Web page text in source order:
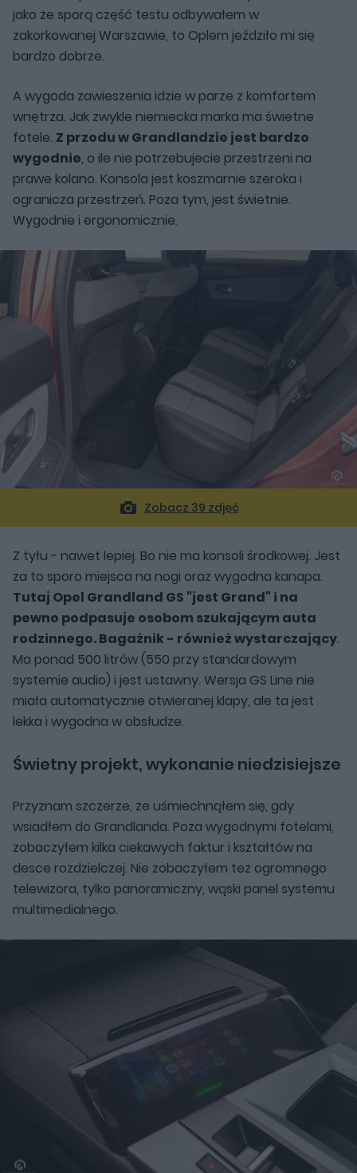
jako że sporą część testu odbywałem w
zakorkowanej Warszawie, to Oplem jeździło mi się
bardzo dobrze.
A wygoda zawieszenia idzie w parze z komfortem
wnętrza. Jak zwykle niemiecka marka ma świetne
fotele. Z przodu w Grandlandzie jest bardzo
wygodnie, o ile nie potrzebujecie przestrzeni na
prawe kolano. Konsola jest koszmarnie szeroka i
ogranicza przestrzeń. Poza tym, jest świetnie.
Wygodnie i ergonomicznie.
Zobacz 39 zdjęć
Z tyłu - nawet lepiej. Bo nie ma konsoli środkowej. Jest
za to sporo miejsca na nogi oraz wygodna kanapa.
Tutaj Opel Grandland GS "jest Grand" i na
pewno podpasuje osobom szukającym auta
rodzinnego. Bagażnik - również wystarczający.
Ma ponad 500 litrów (550 przy standardowym
systemie audio) i jest ustawny. Wersja GS Line nie
miała automatycznie otwieranej klapy, ale ta jest
lekka i wygodna w obsłudze.
Świetny projekt, wykonanie niedzisiejsze
Przyznam szczerze, że uśmiechnąłem się, gdy
wsiadłem do Grandlanda. Poza wygodnymi fotelami,
zobaczyłem kilka ciekawych faktur i kształtów na
desce rozdzielczej. Nie zobaczyłem też ogromnego
telewizora, tylko panoramiczny, wąski panel systemu
multimedialnego.